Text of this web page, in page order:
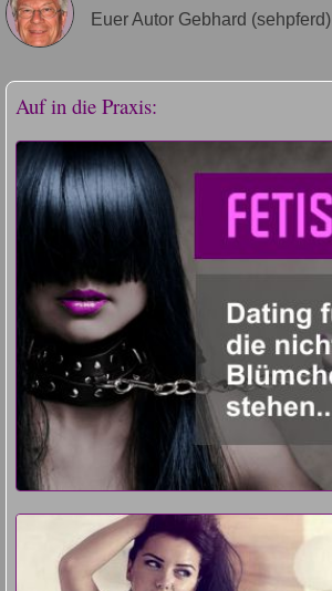
Euer Autor Gebhard (sehpferd)
Auf in die Praxis: